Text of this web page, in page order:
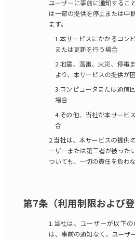
ユーザーに事前に通知するこ
は一部の提供を停止または中
ます。
1.本サービスにかかるコン
または更新を行う場合
2.地震、落雷、火災、停電
より、本サービスの提供が
3.コンピュータまたは通信
場合
4.その他、当社が本サービ
合
2.当社は、本サービスの提供
ーザーまたは第三者が被った
ついても、一切の責任を負わ
第7条（利用制限および登
1.当社は、ユーザーが以下
は、事前の通知なく、ユーザ